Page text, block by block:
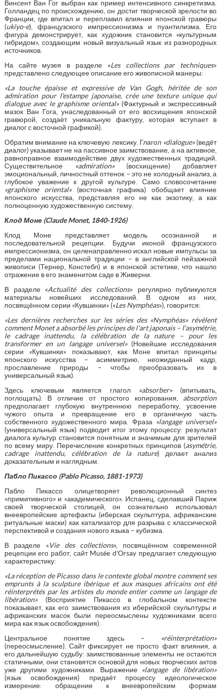
Винсент Ван Гог выбран как пример интенсивного синкретизма.
Голландец по происхождению, он достиг творческой зрелости во
Франции, где впитал и переплавил влияния японской гравюры
(ukiyo-e), французского импрессионизма и пуантилизма. Его
фигура демонстрирует, как художник становится «культурным
гибридом», создающим новый визуальный язык из разнородных
источников.
На сайте музея в разделе «Les collections par techniques»
представлено следующее описание его живописной манеры:
«La touche épaisse et expressive de Van Gogh, héritée de son
admiration pour l'estampe japonaise, crée une texture unique qui
dialogue avec le graphisme oriental»(Фактурный и экспрессивный
мазок Ван Гога, унаследованный от его восхищения японской
гравюрой, создаёт уникальную фактуру, которая вступает в
диалог с восточной графикой).
Обратим внимание на ключевую лексику. Глагол «dialogue»(ведёт
диалог) указывает не на пассивное заимствование, а на активное,
равноправное взаимодействие двух художественных традиций.
Существительное
«admiration»(восхищение) добавляет
эмоциональный, личностный оттенок – это не холодный анализ, а
глубокое уважение к другой культуре. Само словосочетание
«graphisme oriental»(восточная графика) обобщает влияние
японского искусства, представляя его не как экзотику, а как
полноценную художественную систему.
Клод Моне (Claude Monet, 1840-1926)
Клод Моне представляет модель осознанной и
последовательной рецепции. Будучи иконой французского
импрессионизма, он целенаправленно искал новые импульсы за
пределами национальной традиции – в английской пейзажной
живописи (Тернер, Констебл) и в японской эстетике, что нашло
отражение в его знаменитом саде в Живерни.
В разделе «Actualité des collections» регулярно публикуются
материалы новейших исследований. В одном из них,
посвящённом серии «Кувшинки» («Les Nymphéas»), говорится:
«Les dernières recherches sur les séries des «Nymphéas»révèlent
comment Monet a absorbé les principes de l'art japonais – l'asymétrie,
le cadrage inattendu, la célébration de la nature
–pour les
transformer en un langage universel»(Новейшие исследования
серии «Кувшинки» показывают, как Моне впитал принципы
японского искусства – асимметрию, неожиданный кадр,
прославление природы – чтобы преобразовать их в
универсальный язык).
Здесь ключевым является глагол
«absorber»(впитывать,
поглощать). В отличие от простого копирования, absorption
предполагает глубокую внутреннюю переработку, усвоение
чужого опыта и превращение его в органичную часть
собственного художественного мира. Фраза
«langage universel»
(универсальный язык) подводит итог этому процессу: результат
диалога культур становится понятным и значимым для зрителей
по всему миру. Перечисление конкретных принципов (asymétrie,
cadrage
inattendu, célébration de la nature) делает анализ
доказательным и наглядным.
Пабло Пикассо (Pablo Picasso, 1881-1973)
Пабло Пикассо олицетворяет революционный синтез
«примитивного» и «академического». Испанец, сделавший Париж
своей творческой столицей, он сознательно использовал
внеевропейские артефакты (иберская скульптура, африканские
ритуальные маски) как катализатор для разрыва с классической
перспективой и создания нового языка – кубизма.
В разделе «Vie des collections», посвящённом современной
рецепции его работ, сайт Musée d'Orsay предлагает следующую
характеристику:
«La réception de Picasso dans le contexte global montre comment ses
emprunts à la sculpture ibérique et aux masques africains ont été
réinterprétés par les artistes du monde entier comme un langage de
libération»(Восприятие Пикассо в глобальном контексте
показывает, как его заимствования из иберийской скульптуры и
африканских масок были переосмыслены художниками всего
мира как язык освобождения).
Центральное понятие здесь –
«réinterprétation»
(переосмысление). Сайт фиксирует не просто факт влияния, а
его дальнейшую судьбу: заимствованные элементы не остаются
статичными, они становятся основой для новых творческих актов
уже другими художниками. Выражение
«langage de libération»
(язык освобождения) придаёт процессу идеологическое
измерение: обращение к внеевропейским формам